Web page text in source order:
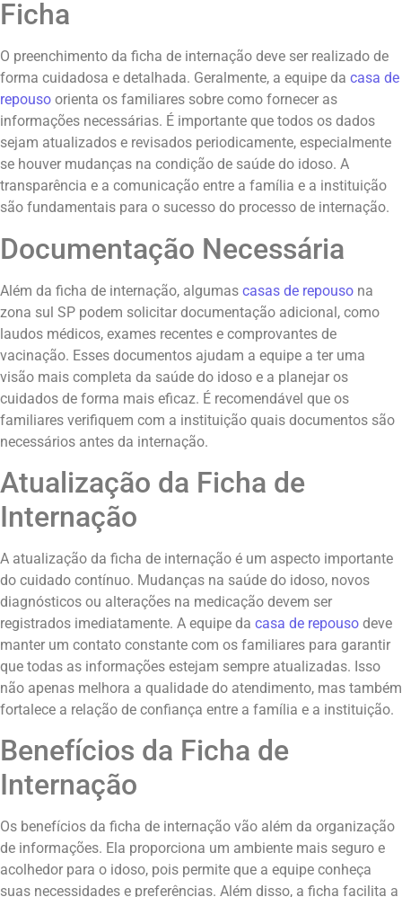
Ficha
O preenchimento da ficha de internação deve ser realizado de
forma cuidadosa e detalhada. Geralmente, a equipe da casa de
repouso orienta os familiares sobre como fornecer as
informações necessárias. É importante que todos os dados
sejam atualizados e revisados periodicamente, especialmente
se houver mudanças na condição de saúde do idoso. A
transparência e a comunicação entre a família e a instituição
são fundamentais para o sucesso do processo de internação.
Documentação Necessária
Além da ficha de internação, algumas casas de repouso na
zona sul SP podem solicitar documentação adicional, como
laudos médicos, exames recentes e comprovantes de
vacinação. Esses documentos ajudam a equipe a ter uma
visão mais completa da saúde do idoso e a planejar os
cuidados de forma mais eficaz. É recomendável que os
familiares verifiquem com a instituição quais documentos são
necessários antes da internação.
Atualização da Ficha de
Internação
A atualização da ficha de internação é um aspecto importante
do cuidado contínuo. Mudanças na saúde do idoso, novos
diagnósticos ou alterações na medicação devem ser
registrados imediatamente. A equipe da casa de repouso deve
manter um contato constante com os familiares para garantir
que todas as informações estejam sempre atualizadas. Isso
não apenas melhora a qualidade do atendimento, mas também
fortalece a relação de confiança entre a família e a instituição.
Benefícios da Ficha de
Internação
Os benefícios da ficha de internação vão além da organização
de informações. Ela proporciona um ambiente mais seguro e
acolhedor para o idoso, pois permite que a equipe conheça
suas necessidades e preferências. Além disso, a ficha facilita a